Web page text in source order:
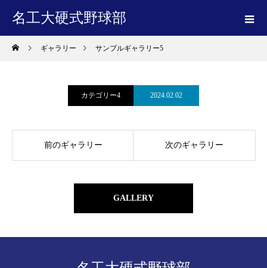
名工大硬式野球部
ギャラリー サンプルギャラリー5
カテゴリー4 2024.02.02
前のギャラリー 次のギャラリー
GALLERY